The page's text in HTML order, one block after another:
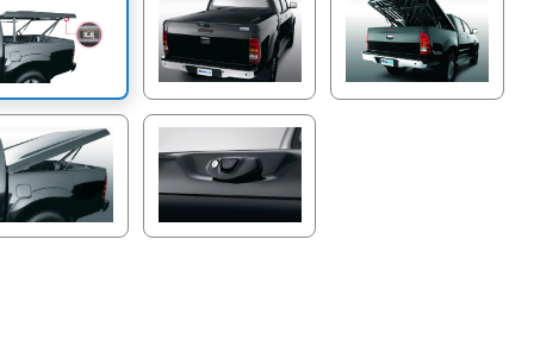
Sustème de verrouillage centrale moderne.
Ouverture avec amortisseur.
Robuste et resistant protection de la carrosserie et du
charge des conditions climatologiques.
Contribution au meilleur comportement routier du véhicule
même à grande vitesse grâce à la fermeture de la
carrosserie qui se comporte comme un long bequet.
Diminution considérable du carburant.